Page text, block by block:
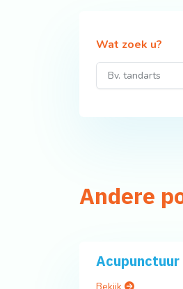
Wat zoek u?
Andere
Acupunctuur